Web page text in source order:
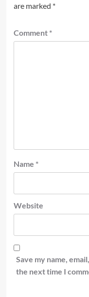
are marked *
Comment *
Name *
Website
Save my name,
the next time I